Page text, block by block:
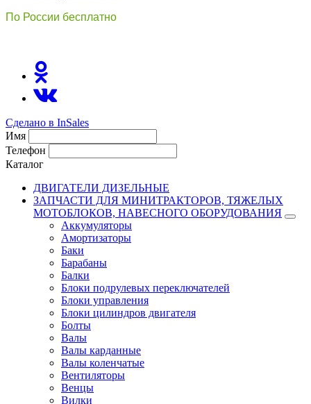
По России бесплатно
Сделано в InSales
Имя
Телефон
Каталог
ДВИГАТЕЛИ ДИЗЕЛЬНЫЕ
ЗАПЧАСТИ ДЛЯ МИНИТРАКТОРОВ, ТЯЖЕЛЫХ
МОТОБЛОКОВ, НАВЕСНОГО ОБОРУДОВАНИЯ
Аккумуляторы
Амортизаторы
Баки
Барабаны
Балки
Блоки подрулевых переключателей
Блоки управления
Блоки цилиндров двигателя
Болты
Валы
Валы карданные
Валы коленчатые
Вентиляторы
Венцы
Вилки